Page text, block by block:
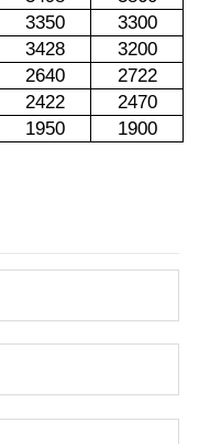
3350
3300
3428
3200
2640
2722
2422
2470
1950 1900